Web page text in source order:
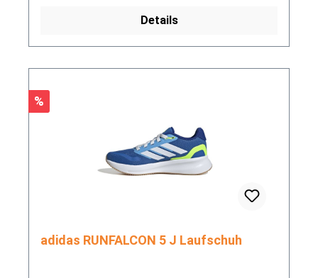
Details
Rabatt
%
adidas RUNFALCON 5 J Laufschuh